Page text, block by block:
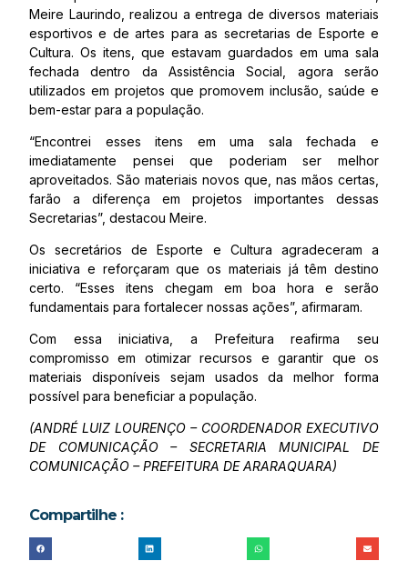
Meire Laurindo, realizou a entrega de diversos materiais
esportivos e de artes para as secretarias de Esporte e
Cultura. Os itens, que estavam guardados em uma sala
fechada dentro da Assistência Social, agora serão
utilizados em projetos que promovem inclusão, saúde e
bem-estar para a população.
“Encontrei esses itens em uma sala fechada e
imediatamente pensei que poderiam ser melhor
aproveitados. São materiais novos que, nas mãos certas,
farão a diferença em projetos importantes dessas
Secretarias”, destacou Meire.
Os secretários de Esporte e Cultura agradeceram a
iniciativa e reforçaram que os materiais já têm destino
certo. “Esses itens chegam em boa hora e serão
fundamentais para fortalecer nossas ações”, afirmaram.
Com essa iniciativa, a Prefeitura reafirma seu
compromisso em otimizar recursos e garantir que os
materiais disponíveis sejam usados da melhor forma
possível para beneficiar a população.
(ANDRÉ LUIZ LOURENÇO – COORDENADOR EXECUTIVO
DE COMUNICAÇÃO – SECRETARIA MUNICIPAL DE
COMUNICAÇÃO – PREFEITURA DE ARARAQUARA)
Compartilhe :